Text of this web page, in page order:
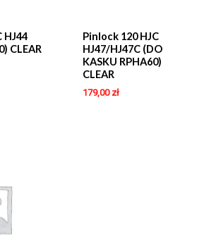
HJ44
CLEAR
Pinlock 120 HJC
HJ47/HJ47C (DO
KASKU RPHA60)
CLEAR
179,00 zł